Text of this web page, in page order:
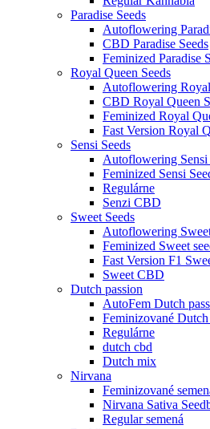
Paradise Seeds
Autoflowering
CBD Paradise Seeds
Feminized Paradise
Royal Queen Seeds
Autoflowering
CBD Royal Queen
Feminized Royal
Fast Version Royal
Sensi Seeds
Autoflowering Sensi
Feminized Sensi
Regulárne
Senzi CBD
Sweet Seeds
Autoflowering
Feminized Sweet
Fast Version F1
Sweet CBD
Dutch passion
AutoFem Dutch
Feminizované Dutch
Regulárne
dutch cbd
Dutch mix
Nirvana
Feminizované
Nirvana Sativa
Regular semená